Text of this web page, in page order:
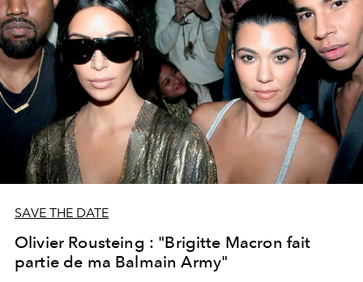
SAVE THE DATE
Olivier Rousteing : "Brigitte Macron fait
partie de ma Balmain Army"